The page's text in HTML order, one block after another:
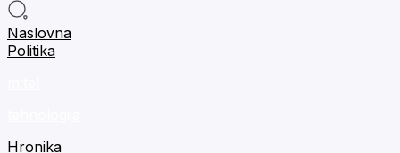
Naslovna
Politika
Hronika